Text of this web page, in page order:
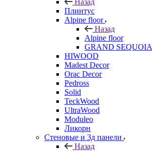
Назад
Плинтус
Alpine floor
Назад
Alpine floor
GRAND SEQUOIA
HIWOOD
Madest Decor
Orac Decor
Pedross
Solid
TeckWood
UltraWood
Moduleo
Ликорн
Стеновые и 3д панели
Назад